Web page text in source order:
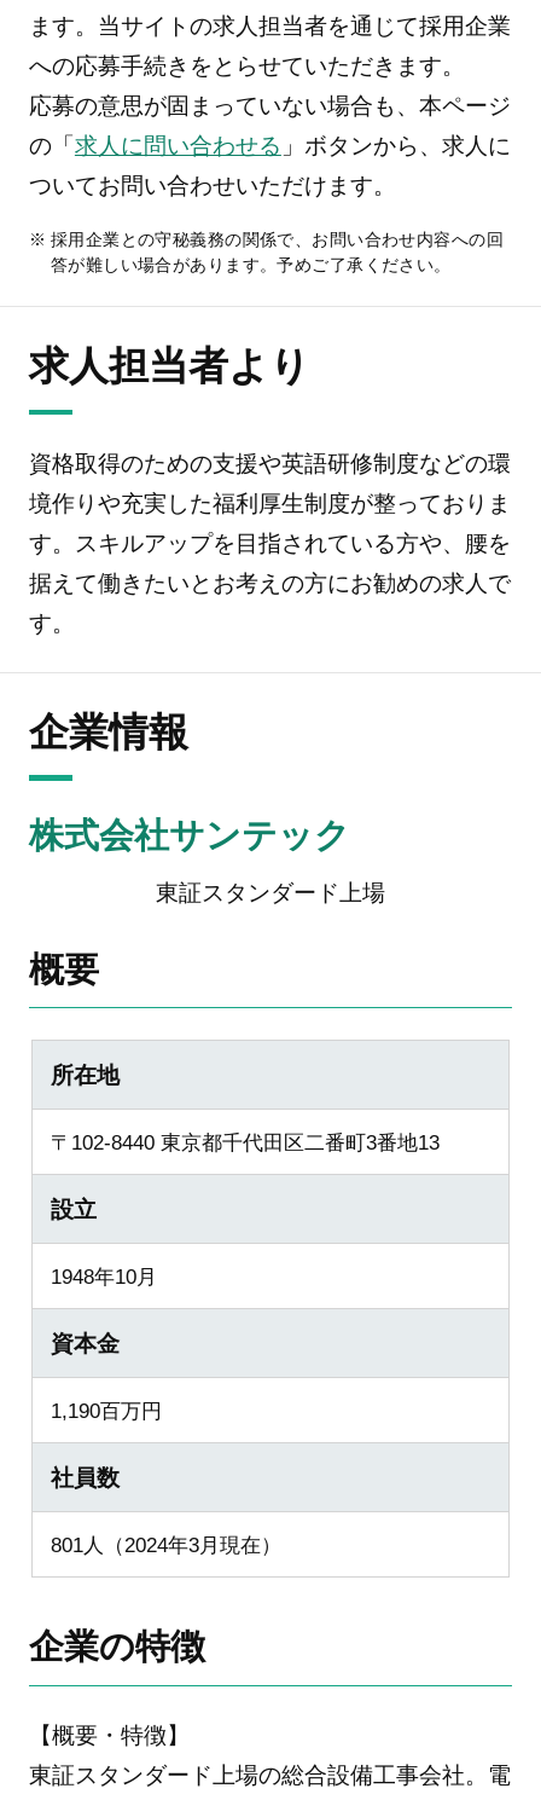
ます。当サイトの求人担当者を通じて採用企業
への応募手続きをとらせていただきます。
応募の意思が固まっていない場合も、本ページ
の「求人に問い合わせる 」ボタンから、求人に
ついてお問い合わせいただけます。
採用企業との守秘義務の関係で、お問い合わせ内容への回
答が難しい場合があります。予めご了承ください。
求人担当者より
資格取得のための支援や英語研修制度などの環
境作りや充実した福利厚生制度が整っておりま
す。スキルアップを目指されている方や、腰を
据えて働きたいとお考えの方にお勧めの求人で
す。
企業情報
株式会社サンテック
東証スタンダード上場
概要
所在地
〒102-8440 東京都千代田区二番町3番地13
設立
1948年10月
資本金
1,190百万円
社員数
801人（2024年3月現在）
企業の特徴
【概要・特徴】
東証スタンダード上場の総合設備工事会社。電